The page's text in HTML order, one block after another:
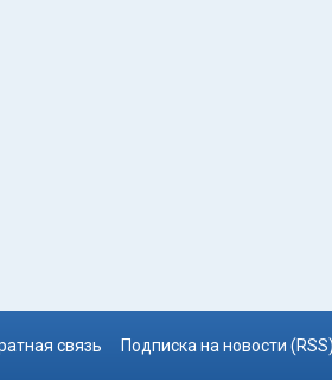
связь Подписка на новости (RSS)